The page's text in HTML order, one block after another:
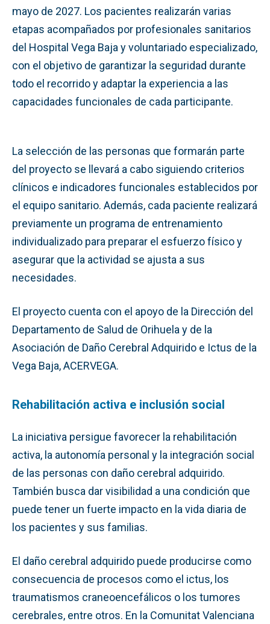
mayo de 2027. Los pacientes realizarán varias
etapas acompañados por profesionales sanitarios
del Hospital Vega Baja y voluntariado especializado,
con el objetivo de garantizar la seguridad durante
todo el recorrido y adaptar la experiencia a las
capacidades funcionales de cada participante.
La selección de las personas que formarán parte
del proyecto se llevará a cabo siguiendo criterios
clínicos e indicadores funcionales establecidos por
el equipo sanitario. Además, cada paciente realizará
previamente un programa de entrenamiento
individualizado para preparar el esfuerzo físico y
asegurar que la actividad se ajusta a sus
necesidades.
El proyecto cuenta con el apoyo de la Dirección del
Departamento de Salud de Orihuela y de la
Asociación de Daño Cerebral Adquirido e Ictus de la
Vega Baja, ACERVEGA.
Rehabilitación activa e inclusión social
La iniciativa persigue favorecer la rehabilitación
activa, la autonomía personal y la integración social
de las personas con daño cerebral adquirido.
También busca dar visibilidad a una condición que
puede tener un fuerte impacto en la vida diaria de
los pacientes y sus familias.
El daño cerebral adquirido puede producirse como
consecuencia de procesos como el ictus, los
traumatismos craneoencefálicos o los tumores
cerebrales, entre otros. En la Comunitat Valenciana